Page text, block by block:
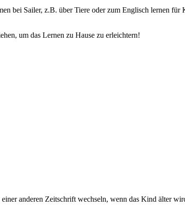
bei Sailer, z.B. über Tiere oder zum Englisch lernen für
um das Lernen zu Hause zu erleichtern!
anderen Zeitschrift wechseln, wenn das Kind älter